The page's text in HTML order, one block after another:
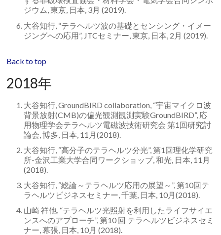
ジウム, 東京, 日本, 3月 (2019).
大谷知行, “テラヘルツ波の基礎とセンシング・イメー
ジングへの応用”, JTCセミナー, 東京, 日本, 2月 (2019).
Back to top
2018年
大谷知行, GroundBIRD collaboration, “宇宙マイクロ波
背景放射(CMB)の偏光観測観測実験GroundBIRD”, 応
用物理学会テラヘルツ電磁波技術研究会 第1回研究討
論会, 博多, 日本, 11月(2018).
大谷知行, “高分子のテラヘルツ分光”, 第1回理化学研究
所-金沢工業大学合同ワークショップ, 和光, 日本, 11月
(2018).
大谷知行, “総論～テラヘルツ応用の展望～”, 第10回テ
ラヘルツビジネスセミナー, 千葉, 日本, 10月(2018).
山崎 祥他, “テラヘルツ光照射を利用したライフサイエ
ンスへのアプローチ”, 第10 回 テラヘルツビジネスセミ
ナー, 幕張, 日本, 10月 (2018).